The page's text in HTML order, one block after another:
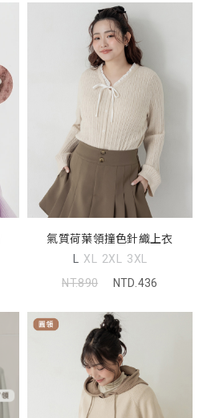
氣質荷葉領撞色針織上衣
L XL 2XL 3XL
NT.890
NTD.436